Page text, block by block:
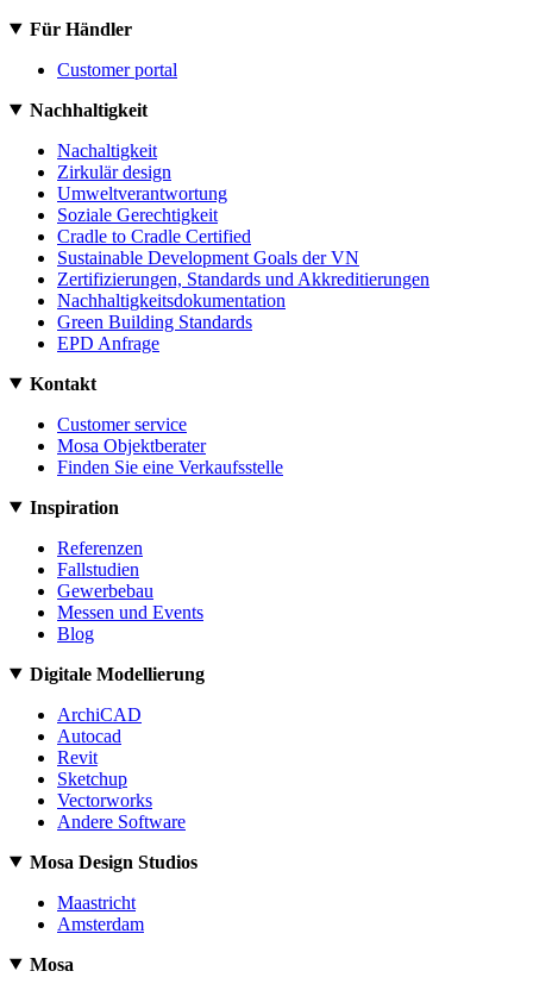
Für Händler
Customer portal
Nachhaltigkeit
Nachaltigkeit
Zirkulär design
Umweltverantwortung
Soziale Gerechtigkeit
Cradle to Cradle Certified
Sustainable Development Goals der VN
Zertifizierungen, Standards und Akkreditierungen
Nachhaltigkeitsdokumentation
Green Building Standards
EPD Anfrage
Kontakt
Customer service
Mosa Objektberater
Finden Sie eine Verkaufsstelle
Inspiration
Referenzen
Fallstudien
Gewerbebau
Messen und Events
Blog
Digitale Modellierung
ArchiCAD
Autocad
Revit
Sketchup
Vectorworks
Andere Software
Mosa Design Studios
Maastricht
Amsterdam
Mosa